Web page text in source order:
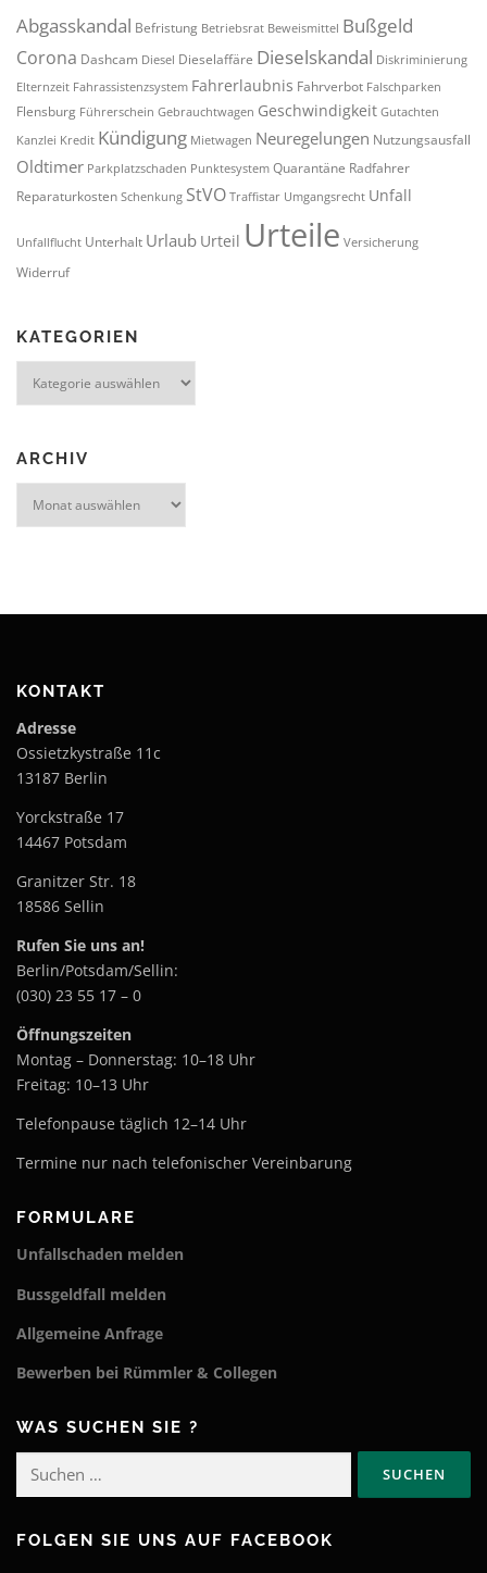
Abgasskandal Befristung Betriebsrat Beweismittel Bußgeld
Corona Dashcam Diesel Dieselaffäre Dieselskandal Diskriminierung
Elternzeit Fahrassistenzsystem Fahrerlaubnis Fahrverbot Falschparken
Flensburg Führerschein Gebrauchtwagen Geschwindigkeit Gutachten
Kanzlei Kredit Kündigung Mietwagen Neuregelungen Nutzungsausfall
Oldtimer Parkplatzschaden Punktesystem Quarantäne Radfahrer
Reparaturkosten Schenkung StVO Traffistar Umgangsrecht Unfall
Unfallflucht Unterhalt Urlaub Urteil Urteile Versicherung
Widerruf
KATEGORIEN
ARCHIV
KONTAKT
Adresse
Ossietzkystraße 11c
13187 Berlin
Yorckstraße 17
14467 Potsdam
Granitzer Str. 18
18586 Sellin
Rufen Sie uns an!
Berlin/Potsdam/Sellin:
(030) 23 55 17 – 0
Öffnungszeiten
Montag – Donnerstag: 10–18 Uhr
Freitag: 10–13 Uhr
Telefonpause täglich 12–14 Uhr
Termine nur nach telefonischer Vereinbarung
FORMULARE
Unfallschaden melden
Bussgeldfall melden
Allgemeine Anfrage
Bewerben bei Rümmler & Collegen
WAS SUCHEN SIE ?
Suchen
FOLGEN SIE UNS AUF FACEBOOK